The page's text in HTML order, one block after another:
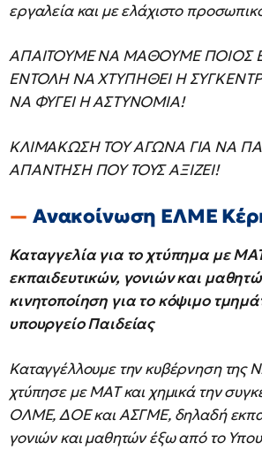
εργαλεία και με ελάχιστο
ΑΠΑΙΤΟΥΜΕ ΝΑ ΜΑΘΟΥΜΕ ΠΟΙΟΣ
ΕΝΤΟΛΗ ΝΑ ΧΤΥΠΗΘΕΙ Η
ΝΑ ΦΥΓΕΙ Η ΑΣΤΥΝΟΜΙΑ!
ΚΛΙΜΑΚΩΣΗ ΤΟΥ ΑΓΩΝΑ ΓΙΑ ΝΑ
ΑΠΑΝΤΗΣΗ ΠΟΥ ΤΟΥΣ ΑΞΙΖΕΙ!
Ανακοίνωση ΕΛΜΕ
Καταγγελία για το χτύπημα με
εκπαιδευτικών, γονιών και
κινητοποίηση για το κόψιμο
υπουργείο Παιδείας
Καταγγέλλουμε την κυβέρνηση της
χτύπησε με ΜΑΤ και χημικά την
ΟΛΜΕ, ΔΟΕ και ΑΣΓΜΕ, δηλαδή
γονιών και μαθητών έξω από το